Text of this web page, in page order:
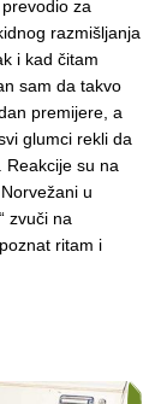
za
razmišljanja
i kad čitam
sam da takvo
premijere, a
glumci rekli da
Reakcije su na
u
zvuči na
ritam i